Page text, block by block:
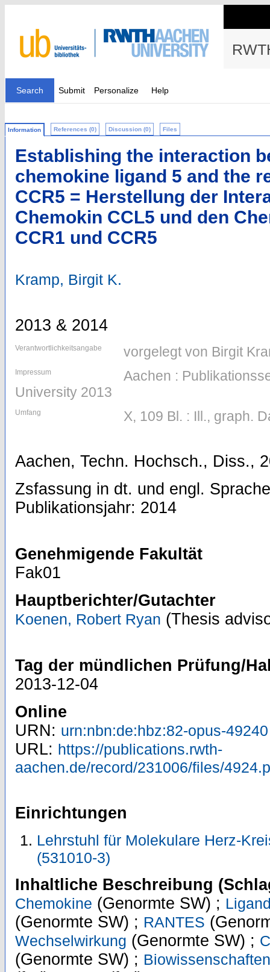
Search Submit Personalize Help
Information References (0) Discussion (0) Files
Establishing the interaction
chemokine ligand 5 and the
CCR5 = Herstellung der
Chemokin CCL5 und den
CCR1 und CCR5
Kramp, Birgit K.
2013 & 2014
Verantwortlichkeitsangabe vorgelegt von Birgit
Impressum
Aachen :
University 2013
Umfang X, 109 Bl. : Ill., graph.
Aachen, Techn. Hochsch., Diss.,
Zsfassung in dt. und engl.
Publikationsjahr: 2014
Genehmigende Fakultät
Fak01
Hauptberichter/Gutachter
Koenen, Robert Ryan (Thesis
Tag der mündlichen Prüfung/
2013-12-04
Online
URN: urn:nbn:de:hbz:82-opus-49240
URL: https://publications.rwth-
aachen.de/record/231006/files/
Einrichtungen
Lehrstuhl für Molekulare Herz-
(531010-3)
Inhaltliche Beschreibung
Chemokine (Genormte SW) ;
(Genormte SW) ; RANTES
Wechselwirkung (Genormte SW) ;
(Genormte SW) ;